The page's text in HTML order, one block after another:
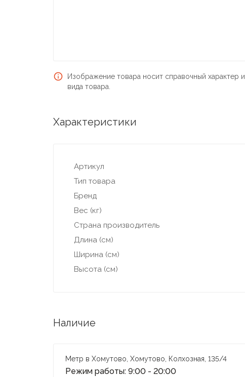
Изображение товара носит справочный характер
вида товара.
Характеристики
Артикул
Тип товара
Бренд
Вес (кг)
Страна производитель
Длина (см)
Ширина (см)
Высота (см)
Наличие
Метр в Хомутово, Хомутово, Колхозная, 135/4
Режим работы: 9:00 - 20:00